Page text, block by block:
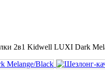
2в1 Kidwell LUXI Dark